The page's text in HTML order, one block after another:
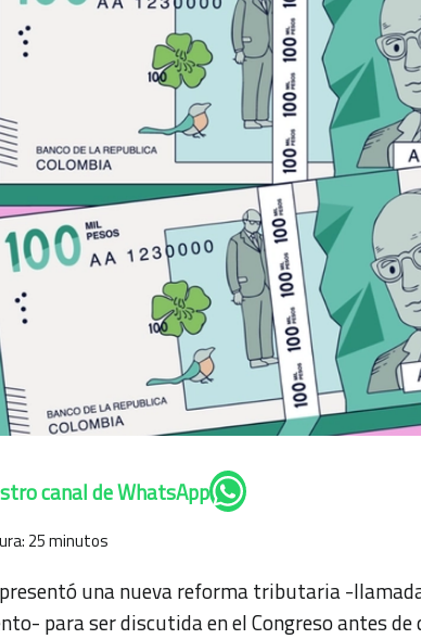
canal de WhatsApp
25minutos
una nueva reforma tributaria -
para ser discutida en el Congreso antes